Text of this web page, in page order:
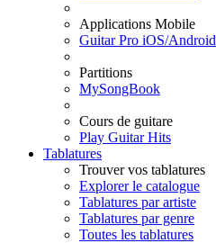
Applications Mobile
Guitar Pro iOS/Android
Partitions
MySongBook
Cours de guitare
Play Guitar Hits
Tablatures
Trouver vos tablatures
Explorer le catalogue
Tablatures par artiste
Tablatures par genre
Toutes les tablatures